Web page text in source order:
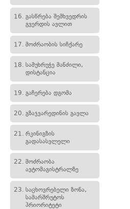
16. გასწრება შემხვედრის
გვერდის ავლით
17. მოძრაობის სიჩქარე
18. სამუხრუჭე მანძილი,
დისტანცია
19. გაჩერება დგომა
20. გზაჯვარედინის გავლა
21. რკინიგზის
გადასასვლელი
22. მოძრაობა
ავტომაგისტრალზე
23. საცხოვრებელი ზონა,
სამარშრუტოს
პრიორიტეტი